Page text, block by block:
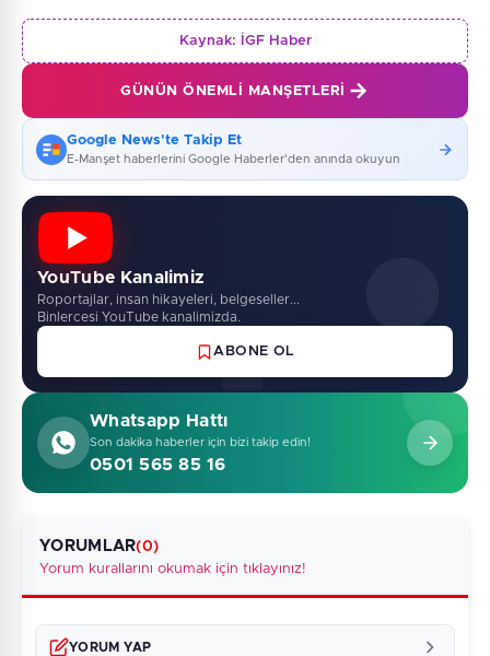
Kaynak: İGF Haber
GÜNÜN ÖNEMLI MANŞETLERI
Google News'te Takip Et
E-Manşet haberlerini Google Haberler'den anında okuyun
YouTube Kanalimiz
Roportajlar, insan hikayeleri, belgeseller...
Binlercesi YouTube kanalimizda.
ABONE OL
Whatsapp Hattı
Son dakika haberler için bizi takip edin!
0501 565 85 16
YORUMLAR(0)
Yorum kurallarını okumak için tıklayınız!
YORUM YAP